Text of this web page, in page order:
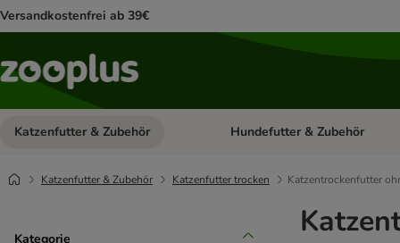
Versandkostenfrei ab 39€
Katzenfutter & Zubehör Kategorie-Menü öffnen:
Hundefutter & Zubehör
Katzenfutter & Zubehör Katzenfutter trocken Katzentrockenfutter
Kategorie